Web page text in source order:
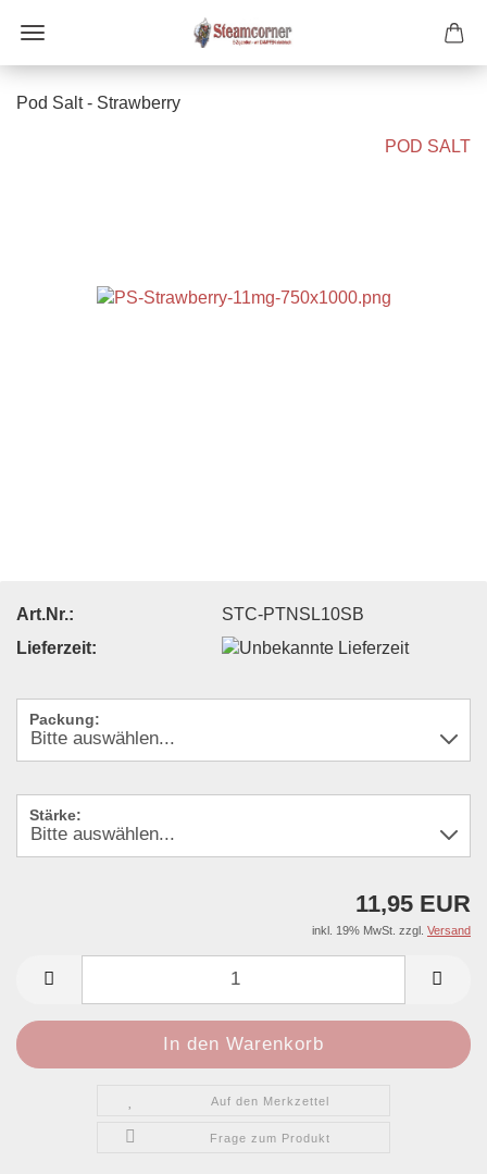
Pod Salt - Strawberry
POD SALT
Art.Nr.:
STC-PTNSL10SB
Lieferzeit:
Packung:
Stärke:
11,95 EUR
inkl. 19% MwSt. zzgl. Versand
Auf den Merkzettel
Frage zum Produkt